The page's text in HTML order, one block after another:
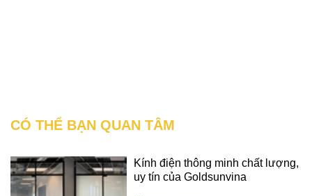
CÓ THỂ BẠN QUAN TÂM
Kính điện thông minh chất lượng,
uy tín của Goldsunvina